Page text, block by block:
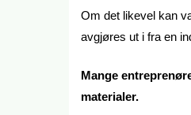
Om det likevel kan
avgjøres ut i fra en
Mange
materialer.